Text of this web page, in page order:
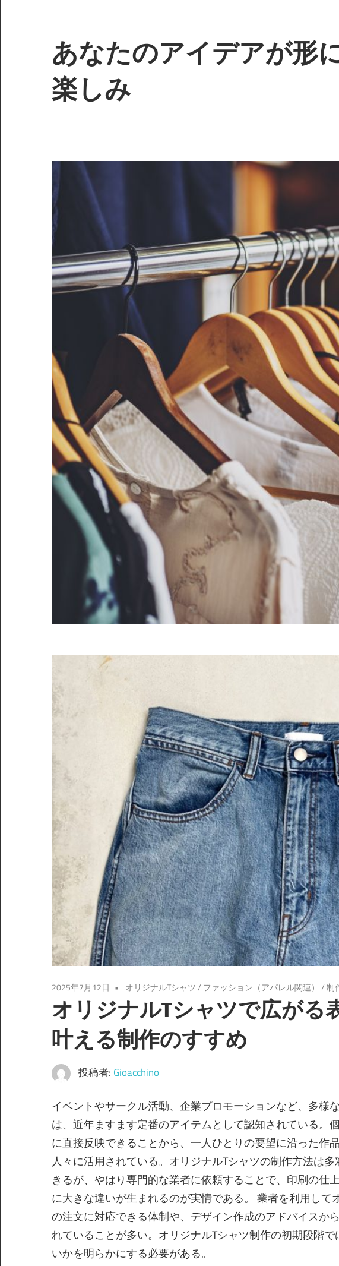
テ
ン
ツ
へ
プ
あなたのアイデアが形
楽しみ
の
創
造
力
が
生
き
る、
だ
け
の
特
別
な
一
着
を
2025年7月12日 オリジナルTシャツ/ ファッション（アパレル関連） /制
オリジナルTシャツで広がる
叶える制作のすすめ
投稿者: Gioacchino
イベントやサークル活動、企業プロモーションなど、多様
は、近年ますます定番のアイテムとして認知されている。
に直接反映できることから、一人ひとりの要望に沿った作
人々に活用されている。オリジナルTシャツの制作方法は
きるが、やはり専門的な業者に依頼することで、印刷の仕
に大きな違いが生まれるのが実情である。 業者を利用し
の注文に対応できる体制や、デザイン作成のアドバイスか
れていることが多い。オリジナルTシャツ制作の初期段階
いかを明らかにする必要がある。